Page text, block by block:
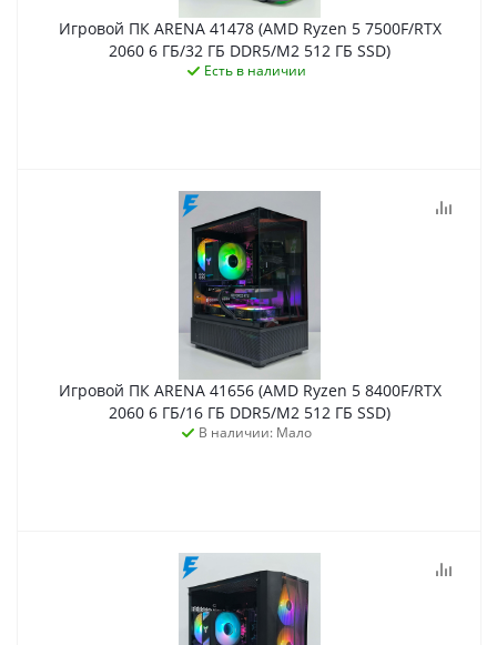
Игровой ПК ARENA 41478 (AMD Ryzen 5 7500F/RTX
2060 6 ГБ/32 ГБ DDR5/M2 512 ГБ SSD)
Есть в наличии
Игровой ПК ARENA 41656 (AMD Ryzen 5 8400F/RTX
2060 6 ГБ/16 ГБ DDR5/M2 512 ГБ SSD)
В наличии: Мало